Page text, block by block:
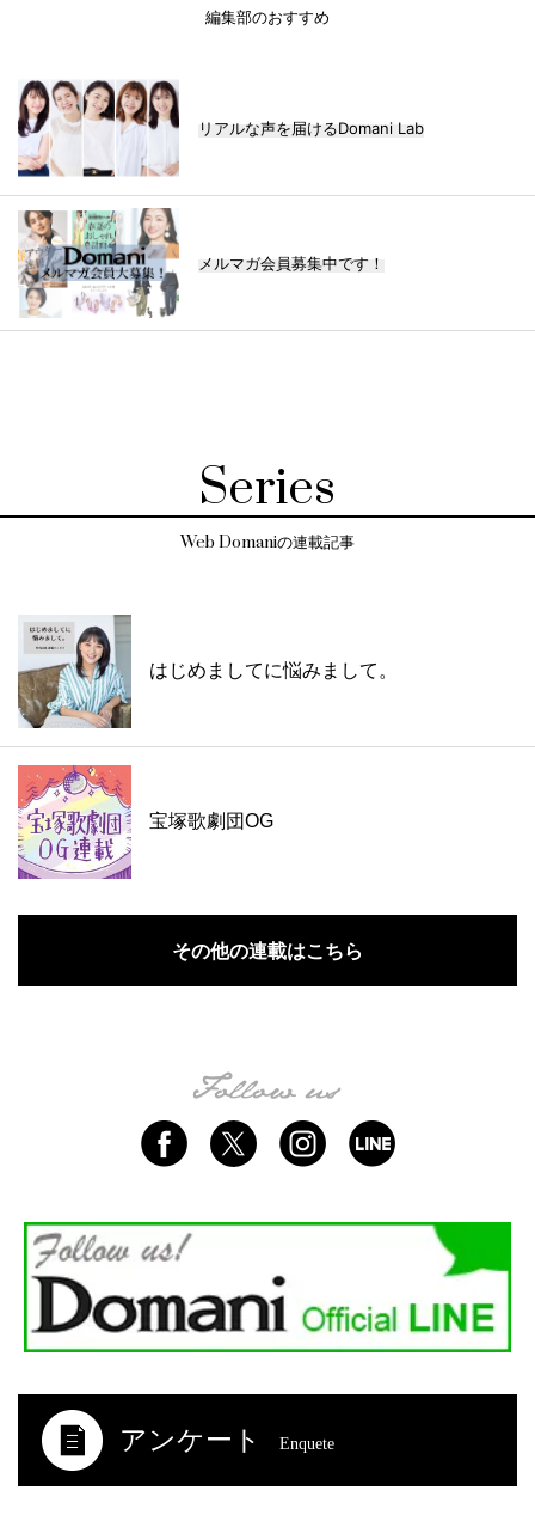
編集部のおすすめ
リアルな声を届けるDomani Lab
メルマガ会員募集中です！
Series
Web Domaniの連載記事
はじめましてに悩みまして。
宝塚歌劇団OG
その他の連載はこちら
アンケート Enquete